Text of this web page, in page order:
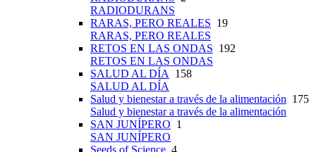
RADIODURANS
RARAS, PERO REALES 19
RARAS, PERO REALES
RETOS EN LAS ONDAS 192
RETOS EN LAS ONDAS
SALUD AL DÍA
158
SALUD AL DÍA
Salud y bienestar a través de la alimentación 175
Salud y bienestar a través de la alimentación
SAN JUNÍPERO 1
SAN JUNÍPERO